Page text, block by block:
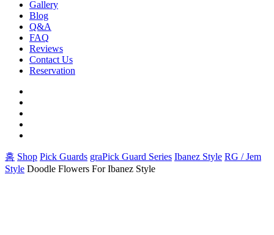
Gallery
Blog
Q&A
FAQ
Reviews
Contact Us
Reservation
홈 Shop Pick Guards graPick Guard Series Ibanez Style RG / Jem
Style Doodle Flowers For Ibanez Style